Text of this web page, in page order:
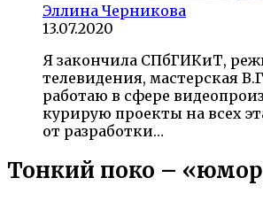
Эллина Черникова
13.07.2020
Я закончила СПбГИКиТ,
телевидения, мастерская
работаю в сфере
курирую проекты на всех
от разработки…
Тонкий поко –